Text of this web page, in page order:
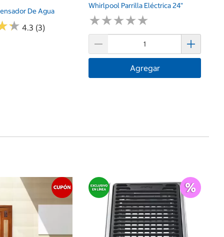
De Agua
★
★ 4.3 (3)
Whirlpool Parrilla Eléctrica 24"
★★★★★
★★★★★
Agregar